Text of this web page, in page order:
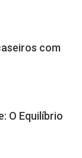
com
O Equilíbrio